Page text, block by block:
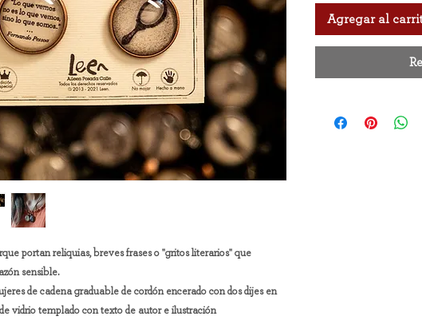
portan reliquias, breves frases o "gritos literarios" que
sensible.
de cadena graduable de cordón encerado con dos dijes en
vidrio templado con texto de autor e ilustración
Agregar al